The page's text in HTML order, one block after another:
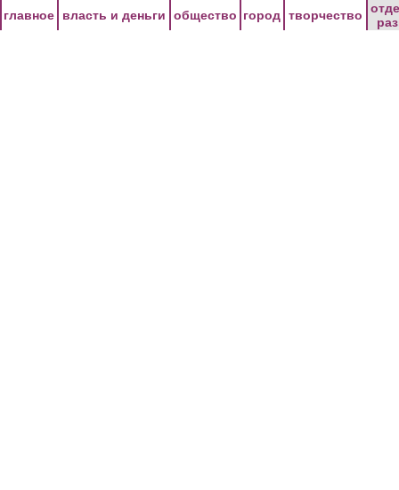
главное власть и деньги общество город творчество